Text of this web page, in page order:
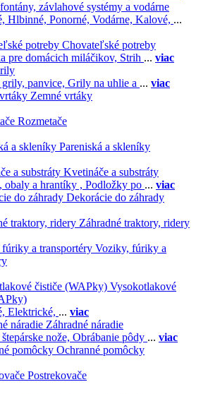
závlahové systémy a vodárne
Hlbinné, Ponorné, Vodárne, Kalové, ...
Chovateľské potreby
pre domácich miláčikov, Strih ... viac
panvice, Grily na uhlie a ... viac
Zemné vrtáky
Rozmetače
Pareniská a skleníky
Kvetináče a substráty
obaly a hrantíky , Podložky po ... viac
Dekorácie do záhrady
Záhradné traktory, ridery
Voziky, fúriky a
Vysokotlakové
Elektrické, ... viac
Záhradné náradie
nože, Obrábanie pôdy ... viac
Ochranné pomôcky
Postrekovače